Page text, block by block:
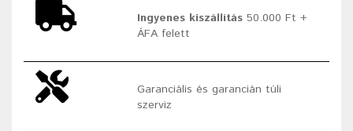
Ingyenes kiszállítás 50.000 Ft +
ÁFA felett
Garanciális és garancián túli
szerviz